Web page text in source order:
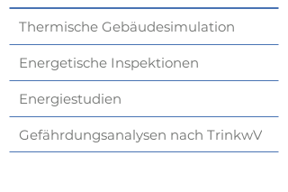
Thermische Gebäudesimulation
Energetische Inspektionen
Energiestudien
Gefährdungsanalysen nach TrinkwV